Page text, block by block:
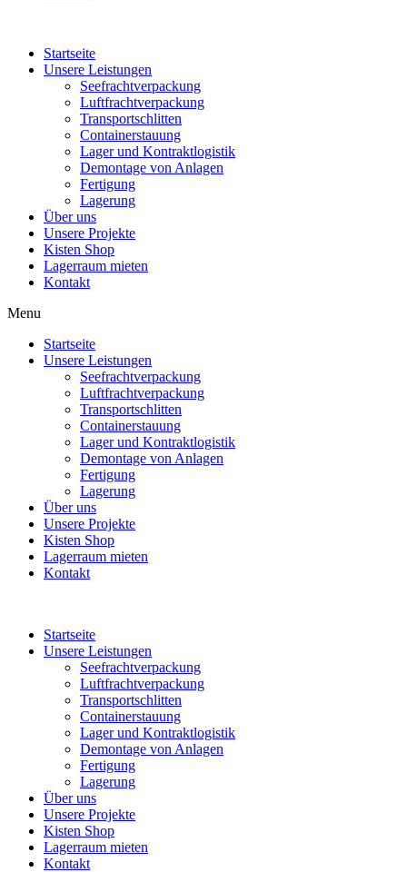
Startseite
Unsere Leistungen
Seefrachtverpackung
Luftfrachtverpackung
Transportschlitten
Containerstauung
Lager und Kontraktlogistik
Demontage von Anlagen
Fertigung
Lagerung
Über uns
Unsere Projekte
Kisten Shop
Lagerraum mieten
Kontakt
Menu
Startseite
Unsere Leistungen
Seefrachtverpackung
Luftfrachtverpackung
Transportschlitten
Containerstauung
Lager und Kontraktlogistik
Demontage von Anlagen
Fertigung
Lagerung
Über uns
Unsere Projekte
Kisten Shop
Lagerraum mieten
Kontakt
Startseite
Unsere Leistungen
Seefrachtverpackung
Luftfrachtverpackung
Transportschlitten
Containerstauung
Lager und Kontraktlogistik
Demontage von Anlagen
Fertigung
Lagerung
Über uns
Unsere Projekte
Kisten Shop
Lagerraum mieten
Kontakt